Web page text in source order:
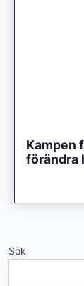
Kampen
förändra
Sök